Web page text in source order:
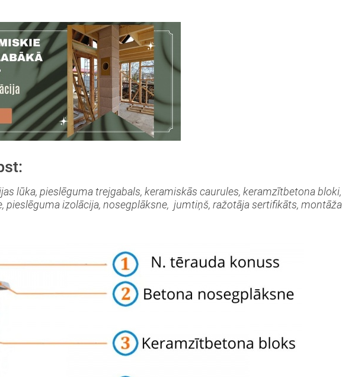
lūka, pieslēguma trejgabals, keramiskās caurules, keramzītbetona
pieslēguma izolācija, nosegplāksne, jumtiņš, ražotāja sertifikāts,